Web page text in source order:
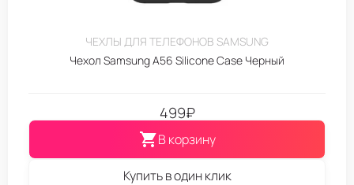
ЧЕХЛЫ ДЛЯ ТЕЛЕФОНОВ SAMSUNG
Чехол Samsung A56 Silicone Case Черный
499₽
В корзину
Купить в один клик